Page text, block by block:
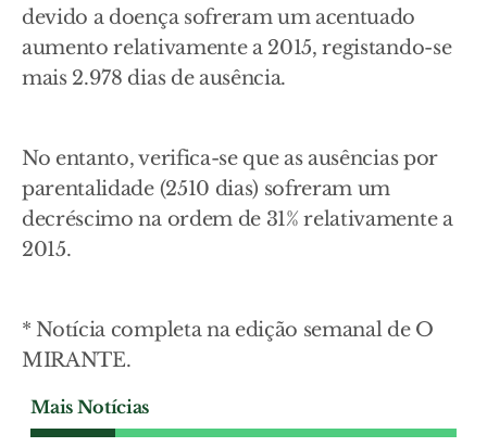
devido a doença sofreram um acentuado
aumento relativamente a 2015, registando-se
mais 2.978 dias de ausência.
No entanto, verifica-se que as ausências por
parentalidade (2510 dias) sofreram um
decréscimo na ordem de 31% relativamente a
2015.
* Notícia completa na edição semanal de O
MIRANTE.
Mais Notícias